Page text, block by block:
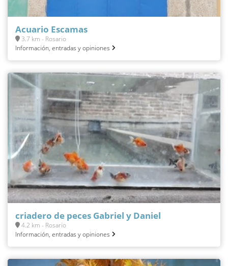
Acuario Escamas
3.7 km - Rosario
Información, entradas y opiniones
criadero de peces Gabriel y Daniel
4.2 km - Rosario
Información, entradas y opiniones